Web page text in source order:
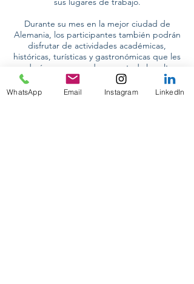
Durante su mes en la mejor ciudad de
Alemania, los participantes también podrán
disfrutar de actividades académicas,
históricas, turísticas y gastronómicas que les
ayudarán a conocer de cerca toda la cultura
de la región de Baviera.
WhatsApp Email Instagram LinkedIn